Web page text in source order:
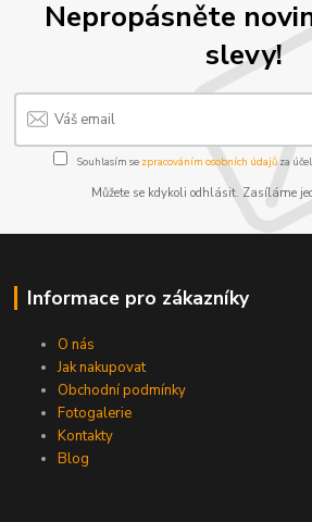
Nepropásněte
slevy!
Souhlasím se zpracováním osobních údajůza
Můžete se kdykoli odhlásit. Zasíláme
Informace pro zákazníky
O nás
Jak nakupovat
Obchodní podmínky
Fotogalerie
Kontakty
Blog